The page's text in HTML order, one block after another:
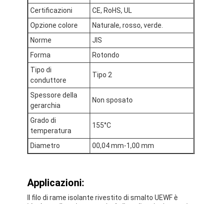
Visita alla fabbrica
Controllo di qualità
Contattaci
Notizie
Casi
Chiedi un preventivo
Filati di avvolgimento in rame smaltato
Certificazioni
CE, RoHS, UL
Opzione colore
Naturale, rosso, verde.
Norme
JIS
Forma
Rotondo
Tipo di
conduttore
Tipo 2
Spessore della
gerarchia
Non sposato
Grado di
temperatura
155°C
Diametro 00,04 mm-1,00 mm
Applicazioni:
Il filo di rame isolante rivestito di smalto UEWF è